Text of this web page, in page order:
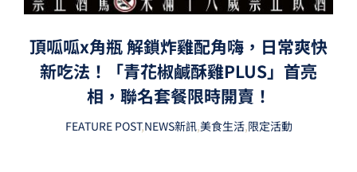
頂呱呱x角瓶 解鎖炸雞配角嗨，日常爽快
新吃法！「青花椒鹹酥雞PLUS」首亮
相，聯名套餐限時開賣！
FEATURE POST,NEWS新訊,美食生活,限定活動